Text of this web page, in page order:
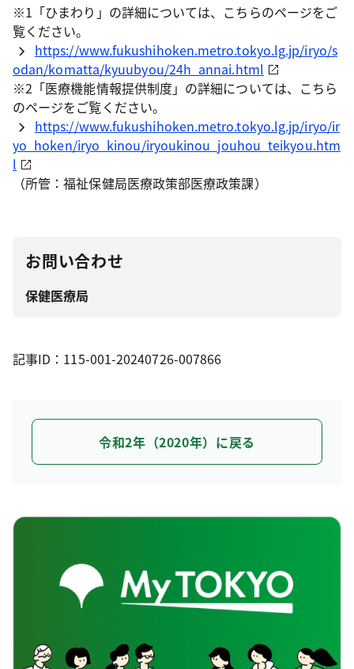
※1「ひまわり」の詳細については、こちらのページをご
覧ください。
https://www.fukushihoken.metro.tokyo.lg.jp/iryo/s
odan/komatta/kyuubyou/24h_annai.html
※2「医療機能情報提供制度」の詳細については、こちら
のページをご覧ください。
https://www.fukushihoken.metro.tokyo.lg.jp/iryo/ir
yo_hoken/iryo_kinou/iryoukinou_jouhou_teikyou.htm
l
（所管：福祉保健局医療政策部医療政策課）
お問い合わせ
保健医療局
記事ID：115-001-20240726-007866
令和2年（2020年）に戻る